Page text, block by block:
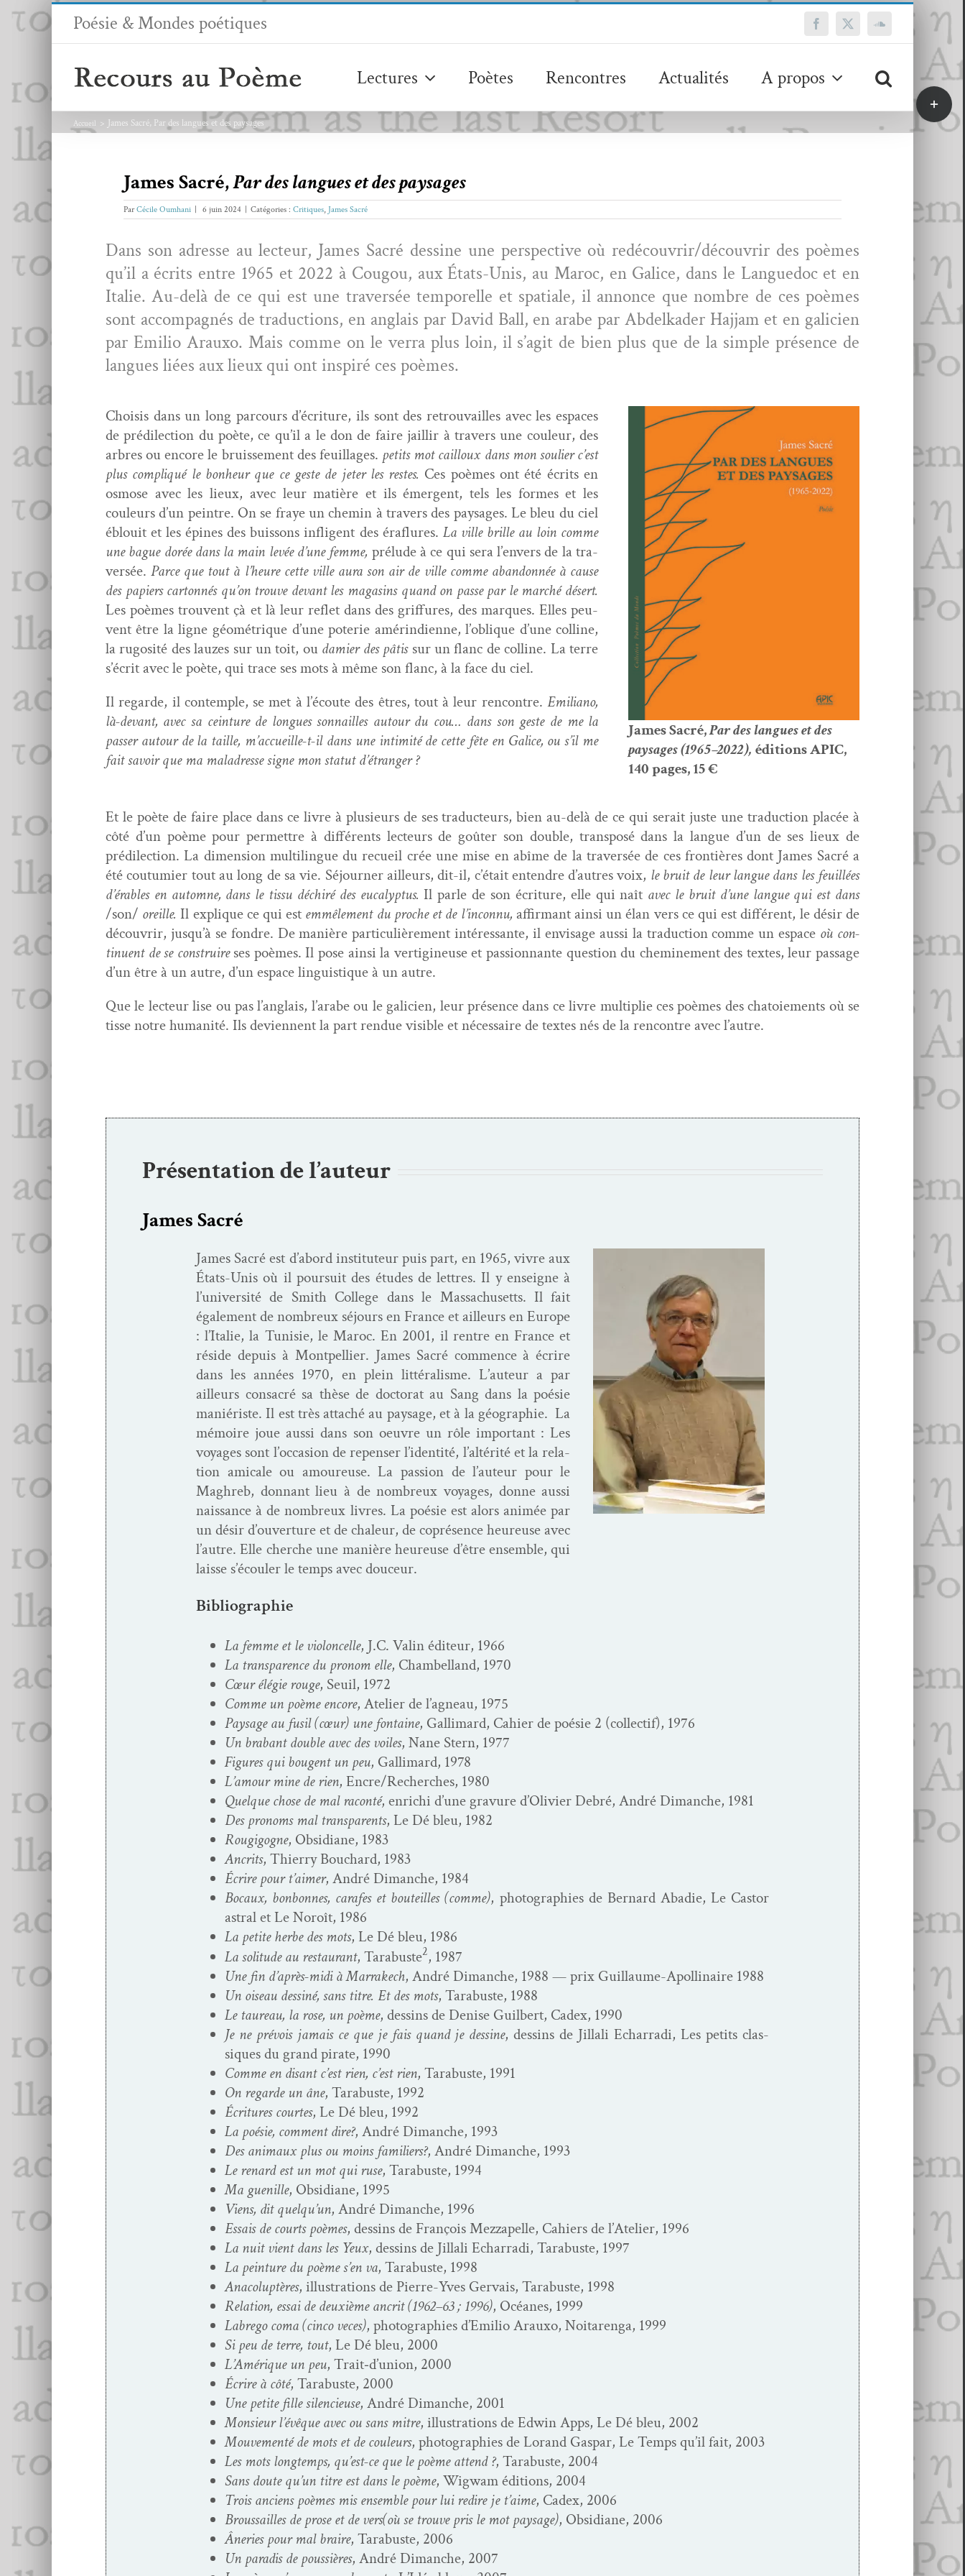
Passer
Poésie & Mondes poétiques Facebook
X SoundCloud
Lectures Poètes Rencontres Actualités A propos
Accueil James Sacré, Par des langues et des paysages
James Sacré,Par des langues et des paysages
ParCécile Oumhani 6 juin 2024 Catégories : Critiques, James Sacré
Dans son adresse au lecteur, James Sacré des­sine une per­spec­tive où redécouvrir/découvrir des poèmes
qu’il a écrits entre 1965 et 2022 à Cougou, aux États-Unis, au Maroc, en Gal­ice, dans le Langue­doc et en
Ital­ie. Au-delà de ce qui est une tra­ver­sée tem­porelle et spa­tiale, il annonce que nom­bre de ces poèmes
sont accom­pa­g­nés de tra­duc­tions, en anglais par David Ball, en arabe par Abdelka­d­er Haj­jam et en gali­cien
par Emilio Arauxo. Mais comme on le ver­ra plus loin, il s’agit de bien plus que de la sim­ple présence de
langues liées aux lieux qui ont inspiré ces poèmes.
Choi­sis dans un long par­cours d’écriture, ils sont des retrou­vailles avec les espaces
de prédilec­tion du poète, ce qu’il a le don de faire jail­lir à tra­vers une couleur, des
arbres ou encore le bruisse­ment des feuil­lages. petits mot cail­loux dans mon souli­er c’est
plus com­pliqué le bon­heur que ce geste de jeter les restes. Ces poèmes ont été écrits en
osmose avec les lieux, avec leur matière et ils émer­gent, tels les formes et les
couleurs d’un pein­tre. On se fraye un chemin à tra­vers des paysages. Le bleu du ciel
éblouit et les épines des buis­sons infli­gent des éraflures. La ville brille au loin comme
une bague dorée dans la main lev­ée d’une femme, prélude à ce qui sera l’envers de la tra­
ver­sée.Parce que tout à l’heure cette ville aura son air de ville comme aban­don­née à cause
des papiers car­ton­nés qu’on trou­ve devant les mag­a­sins quand on passe par le marché désert.
Les poèmes trou­vent çà et là leur reflet dans des grif­fures, des mar­ques. Elles peu­
vent être la ligne géométrique d’une poterie amérin­di­enne, l’oblique d’une colline,
la rugosité des lauzes sur un toit, ou dami­er des pâtis sur un flanc de colline. La terre
s’écrit avec le poète, qui trace ses mots à même son flanc, à la face du ciel.
Il regarde, il con­tem­ple, se met à l’écoute des êtres, tout à leur ren­con­tre.Emil­iano,
là-devant, avec sa cein­ture de longues son­nailles autour du cou… dans son geste de me la
pass­er autour de la taille, m’accueille-t-il dans une intim­ité de cette fête en Gal­ice, ou s’il me
fait savoir que ma mal­adresse signe mon statut d’étranger ?
James Sacré,Par des langues et des
paysages (1965–2022), édi­tions APIC,
140 pages, 15 €
Et le poète de faire place dans ce livre à plusieurs de ses tra­duc­teurs, bien au-delà de ce qui serait juste une tra­duc­tion placée à
côté d’un poème pour per­me­t­tre à dif­férents lecteurs de goûter son dou­ble, trans­posé dans la langue d’un de ses lieux de
prédilec­tion. La dimen­sion mul­ti­lingue du recueil crée une mise en abîme de la tra­ver­sée de ces fron­tières dont James Sacré a
été cou­tu­mi­er tout au long de sa vie. Séjourn­er ailleurs, dit-il, c’était enten­dre d’autres voix, le bruit de leur langue dans les feuil­lées
d’érables en automne, dans le tis­su déchiré des euca­lyp­tus. Il par­le de son écri­t­ure, elle qui naît avec le bruit d’une langue qui est dans
/son/ oreille.Il explique ce qui est emmêle­ment du proche et de l’inconnu, affir­mant ain­si un élan vers ce qui est dif­férent, le désir de
décou­vrir, jusqu’à se fon­dre. De manière par­ti­c­ulière­ment intéres­sante, il envis­age aus­si la tra­duc­tion comme un espace où con­
tin­u­ent de se con­stru­ireses poèmes. Il pose ain­si la ver­tig­ineuse et pas­sion­nante ques­tion du chem­ine­ment des textes, leur pas­sage
d’un être à un autre, d’un espace lin­guis­tique à un autre.
Que le lecteur lise ou pas l’anglais, l’arabe ou le gali­cien, leur présence dans ce livre mul­ti­plie ces poèmes des cha­toiements où se
tisse notre human­ité. Ils devi­en­nent la part ren­due vis­i­ble et néces­saire de textes nés de la ren­con­tre avec l’autre.
Présentation de l’auteur
James Sacré
James Sacré est d’abord insti­tu­teur puis part, en 1965, vivre aux
États-Unis où il pour­suit des études de let­tres. Il y enseigne à
l’u­ni­ver­sité de Smith Col­lege dans le Mass­a­chu­setts. Il fait
égale­ment de nom­breux séjours en France et ailleurs en Europe
: l’I­tal­ie, la Tunisie, le Maroc. En 2001, il ren­tre en France et
réside depuis à Mont­pel­li­er. James Sacré com­mence à écrire
dans les années 1970, en plein lit­téral­isme. L’au­teur a par
ailleurs con­sacré sa thèse de doc­tor­at au Sang dans la poésie
maniériste. Il est très attaché au paysage, et à la géo­gra­phie. La
mémoire joue aus­si dans son oeu­vre un rôle impor­tant : Les
voy­ages sont l’oc­ca­sion de repenser l’i­den­tité, l’altérité et la rela­
tion ami­cale ou amoureuse. La pas­sion de l’au­teur pour le
Maghreb, don­nant lieu à de nom­breux voy­ages, donne aus­si
nais­sance à de nom­breux livres. La poésie est alors ani­mée par
un désir d’ou­ver­ture et de chaleur, de coprésence heureuse avec
l’autre. Elle cherche une manière heureuse d’être ensem­ble, qui
laisse s’é­couler le temps avec douceur.
Bibliographie
La femme et le vio­lon­celle, J.C. Valin édi­teur, 1966
La trans­parence du pronom elle, Cham­bel­land, 1970
Cœur élégie rouge, Seuil, 1972
Comme un poème encore, Ate­lier de l’ag­neau, 1975
Paysage au fusil (cœur) une fontaine, Gal­li­mard, Cahi­er de poésie 2 (col­lec­tif), 1976
Un bra­bant dou­ble avec des voiles, Nane Stern, 1977
Fig­ures qui bougent un peu, Gal­li­mard, 1978
L’amour mine de rien, Encre/Recherches, 1980
Quelque chose de mal racon­té, enrichi d’une gravure d’O­livi­er Debré, André Dimanche, 1981
Des pronoms mal trans­par­ents, Le Dé bleu, 1982
Rougi­gogne, Obsid­i­ane, 1983
Ancrits, Thier­ry Bouchard, 1983
Écrire pour t’aimer, André Dimanche, 1984
Bocaux, bon­bonnes, carafes et bouteilles (comme), pho­togra­phies de Bernard Abadie, Le Cas­tor
astral et Le Noroît, 1986
La petite herbe des mots, Le Dé bleu, 1986
La soli­tude au restau­rant, Tara­buste2, 1987
Une fin d’après-midi à Mar­rakech, André Dimanche, 1988 — prix Guil­laume-Apol­li­­naire 1988
Un oiseau dess­iné, sans titre. Et des mots, Tara­buste, 1988
Le tau­reau, la rose, un poème, dessins de Denise Guil­bert, Cadex, 1990
Je ne prévois jamais ce que je fais quand je des­sine, dessins de Jil­lali Echar­ra­di, Les petits clas­
siques du grand pirate, 1990
Comme en dis­ant c’est rien, c’est rien, Tara­buste, 1991
On regarde un âne, Tara­buste, 1992
Écri­t­ures cour­tes, Le Dé bleu, 1992
La poésie, com­ment dire?, André Dimanche, 1993
Des ani­maux plus ou moins fam­i­liers?, André Dimanche, 1993
Le renard est un mot qui ruse, Tara­buste, 1994
Ma gue­nille, Obsid­i­ane, 1995
Viens, dit quelqu’un, André Dimanche, 1996
Essais de courts poèmes, dessins de François Mez­za­pelle, Cahiers de l’Atelier, 1996
La nuit vient dans les Yeux, dessins de Jil­lali Echar­ra­di, Tara­buste, 1997
La pein­ture du poème s’en va, Tara­buste, 1998
Ana­colup­tères, illus­tra­tions de Pierre-Yves Ger­vais, Tara­buste, 1998
Rela­tion, essai de deux­ième ancrit (1962–63 ; 1996), Océanes, 1999
Labrego coma (cin­co veces), pho­togra­phies d’Emilio Arauxo, Noitaren­ga, 1999
Si peu de terre, tout, Le Dé bleu, 2000
L’Amérique un peu, Trait‑d’union, 2000
Écrire à côté, Tara­buste, 2000
Une petite fille silen­cieuse, André Dimanche, 2001
Mon­sieur l’évêque avec ou sans mitre, illus­tra­tions de Edwin Apps, Le Dé bleu, 2002
Mou­ve­men­té de mots et de couleurs, pho­togra­phies de Lorand Gas­par, Le Temps qu’il fait, 2003
Les mots longtemps, qu’est-ce que le poème attend ?, Tara­buste, 2004
Sans doute qu’un titre est dans le poème, Wig­wam édi­tions, 2004
Trois anciens poèmes mis ensem­ble pour lui redire je t’aime, Cadex, 2006
Brous­sailles de prose et de vers(où se trou­ve pris le mot paysage), Obsid­i­ane, 2006
Âner­ies pour mal braire, Tara­buste, 2006
Un par­adis de pous­sières, André Dimanche, 2007
Bascule
de
la
barre